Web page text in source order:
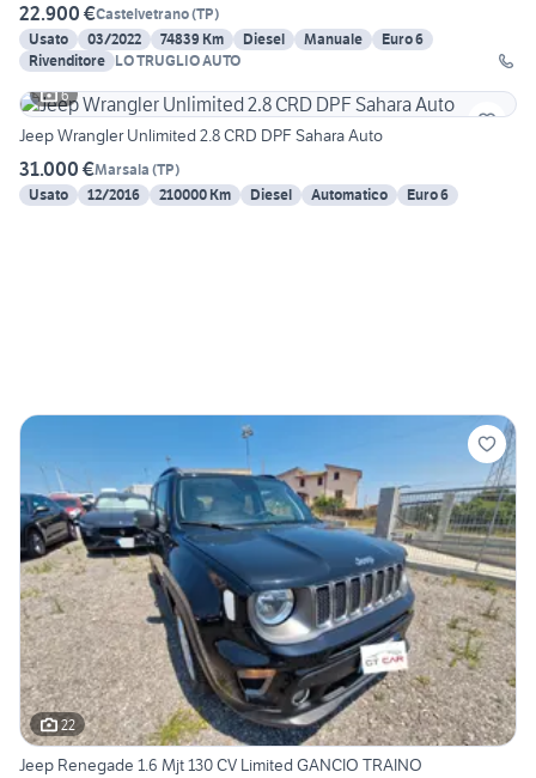
22.900 €Castelvetrano(TP)
Usato
03/2022 74839 Km Diesel Manuale
Euro 6
Rivenditore LO TRUGLIO AUTO
6
Jeep Wrangler Unlimited 2.8 CRD DPF Sahara Auto
31.000 €Marsala (TP)
Usato
12/2016 210000 Km Diesel Automatico Euro 6
22
Jeep Renegade 1.6 Mjt 130 CV Limited GANCIO TRAINO